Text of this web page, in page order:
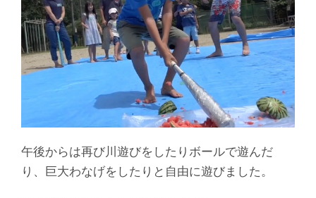
午後からは再び川遊びをしたりボールで遊んだ
り、巨大わなげをしたりと自由に遊びました。